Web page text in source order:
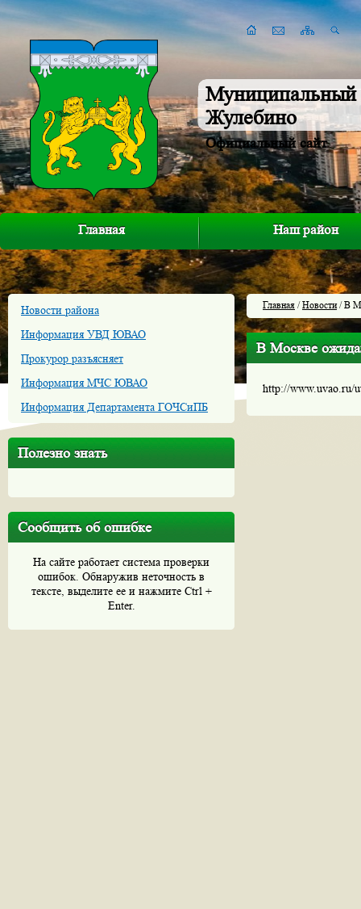
Муниципальный
Жулебино
Официальный сайт
Главная Наш район
Новости района
Информация УВД ЮВАО
Прокурор разъясняет
Информация МЧС ЮВАО
Информация Департамента ГОЧСиПБ
Полезно знать
Сообщить об ошибке
На сайте работает система проверки
ошибок. Обнаружив неточность в
тексте, выделите ее и нажмите Ctrl +
Enter.
Главная /Новости/ В
В Москве
http://www.uvao.ru/